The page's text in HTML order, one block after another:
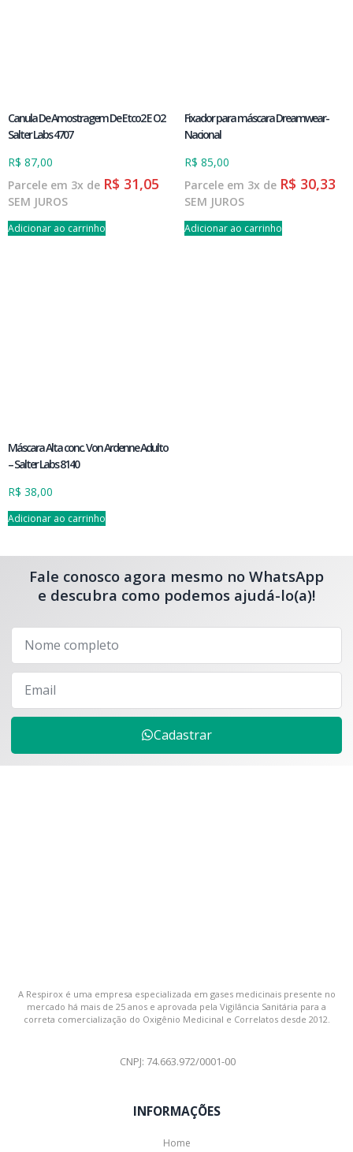
Canula De Amostragem De Etco2 E O2
Salter Labs 4707
R$ 87,00
Parcele em 3x de R$ 31,05
SEM JUROS
Adicionar ao carrinho
Fixador para máscara Dreamwear-
Nacional
R$ 85,00
Parcele em 3x de R$ 30,33
SEM JUROS
Adicionar ao carrinho
Máscara Alta conc. Von Ardenne Adulto
– Salter Labs 8140
R$ 38,00
Adicionar ao carrinho
Fale conosco agora mesmo no WhatsApp
e descubra como podemos ajudá-lo(a)!
Cadastrar
A Respirox é uma empresa especializada em gases medicinais presente no
mercado há mais de 25 anos e aprovada pela Vigilância Sanitária para a
correta comercialização do Oxigênio Medicinal e Correlatos desde 2012.
CNPJ: 74.663.972/0001-00
INFORMAÇÕES
Home